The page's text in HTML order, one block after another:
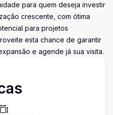
para quem deseja investir
crescente, com ótima
para projetos
esta chance de garantir
e agende já sua visita.